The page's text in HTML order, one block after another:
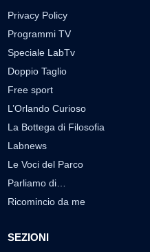
Privacy Policy
Programmi TV
Speciale LabTv
Doppio Taglio
Free sport
L’Orlando Curioso
La Bottega di Filosofia
Labnews
Le Voci del Parco
Parliamo di…
Ricomincio da me
SEZIONI